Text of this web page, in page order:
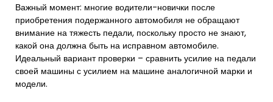
Важный момент: многие водители-новички после
приобретения подержанного автомобиля не обращают
внимание на тяжесть педали, поскольку просто не знают,
какой она должна быть на исправном автомобиле.
Идеальный вариант проверки – сравнить усилие на педали
своей машины с усилием на машине аналогичной марки и
модели.